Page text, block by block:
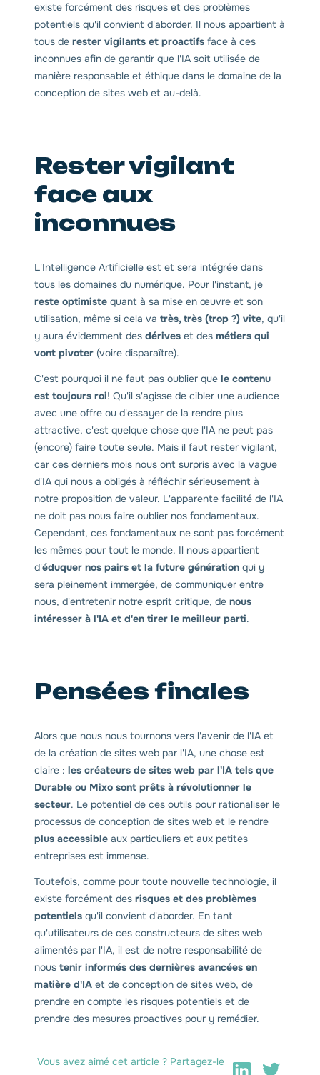
existe forcément des risques et des problèmes
potentiels qu'il convient d'aborder. Il nous appartient à
tous de rester vigilants et proactifs face à ces
inconnues afin de garantir que l'IA soit utilisée de
manière responsable et éthique dans le domaine de la
conception de sites web et au-delà.
Rester vigilant
face aux
inconnues
L'Intelligence Artificielle est et sera intégrée dans
tous les domaines du numérique. Pour l'instant, je
reste optimiste quant à sa mise en œuvre et son
utilisation, même si cela va très, très (trop ?) vite, qu'il
y aura évidemment des dérives et des métiers qui
vont pivoter (voire disparaître).
C'est pourquoi il ne faut pas oublier que le contenu
est toujours roi! Qu'il s'agisse de cibler une audience
avec une offre ou d'essayer de la rendre plus
attractive, c'est quelque chose que l'IA ne peut pas
(encore) faire toute seule. Mais il faut rester vigilant,
car ces derniers mois nous ont surpris avec la vague
d'IA qui nous a obligés à réfléchir sérieusement à
notre proposition de valeur. L'apparente facilité de l'IA
ne doit pas nous faire oublier nos fondamentaux.
Cependant, ces fondamentaux ne sont pas forcément
les mêmes pour tout le monde. Il nous appartient
d'éduquer nos pairs et la future génération qui y
sera pleinement immergée, de communiquer entre
nous, d'entretenir notre esprit critique, de nous
intéresser à l'IA et d'en tirer le meilleur parti.
Pensées finales
Alors que nous nous tournons vers l'avenir de l'IA et
de la création de sites web par l'IA, une chose est
claire : les créateurs de sites web par l'IA tels que
Durable ou Mixo sont prêts à révolutionner le
secteur. Le potentiel de ces outils pour rationaliser le
processus de conception de sites web et le rendre
plus accessible aux particuliers et aux petites
entreprises est immense.
Toutefois, comme pour toute nouvelle technologie, il
existe forcément des risques et des problèmes
potentiels qu'il convient d'aborder. En tant
qu'utilisateurs de ces constructeurs de sites web
alimentés par l'IA, il est de notre responsabilité de
nous tenir informés des dernières avancées en
matière d'IA et de conception de sites web, de
prendre en compte les risques potentiels et de
prendre des mesures proactives pour y remédier.
Vous avez aimé cet article ? Partagez-le